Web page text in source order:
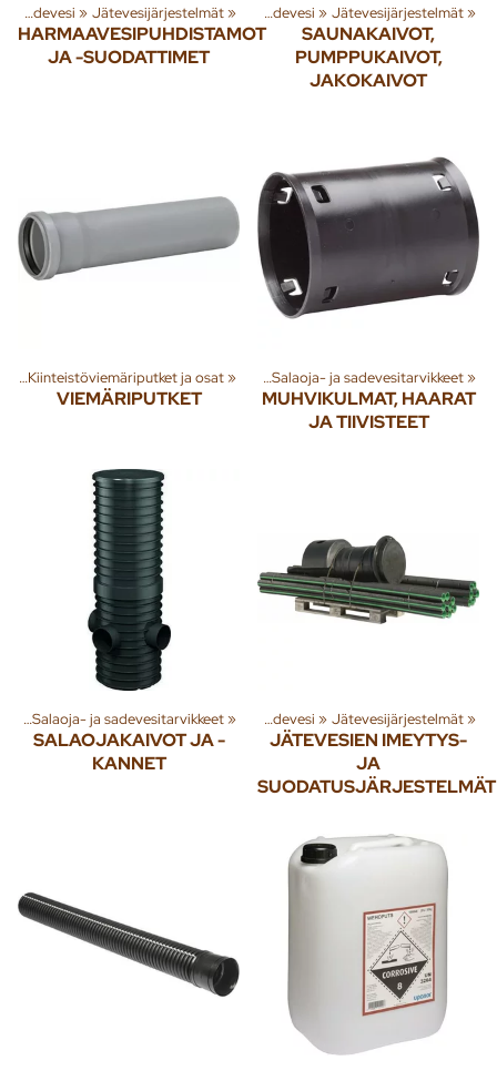
Jäte- ja sadevesi ‪» Jätevesijärjestelmät‪»
HARMAAVESIPUHDISTAMOT
JA -SUODATTIMET
ja tuotteita‪»Rakenna‪» Jäte- ja sadevesi ‪» Jätevesijärjestelmät‪»
SAUNAKAIVOT,
PUMPPUKAIVOT,
JAKOKAIVOT
‪» Kiinteistöviemäriputket ja osat‪»
VIEMÄRIPUTKET
tuotteita‪»Rakenna‪»Jäte- ja sadevesi ‪»Salaoja- ja sadevesitarvikkeet‪»
MUHVIKULMAT, HAARAT
JA TIIVISTEET
‪»Salaoja- ja sadevesitarvikkeet‪»
SALAOJAKAIVOT JA -
KANNET
ja tuotteita‪»Rakenna‪» Jäte- ja sadevesi ‪» Jätevesijärjestelmät‪»
JÄTEVESIEN IMEYTYS-
JA
SUODATUSJÄRJESTELMÄT